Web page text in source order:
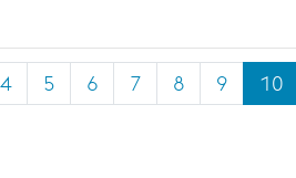
4 5 6 7 8 9 10